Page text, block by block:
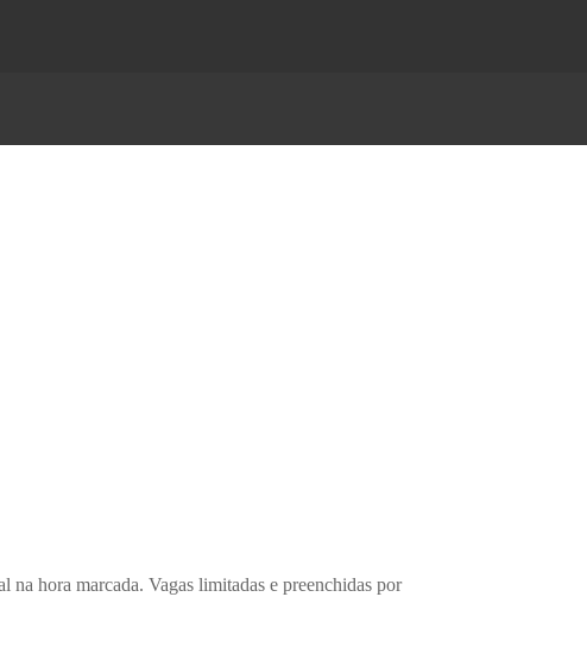
na hora marcada. Vagas limitadas e preenchidas por